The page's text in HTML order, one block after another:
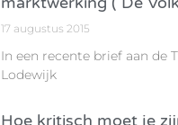
17 augustus 2015
In een recente brief aan de
Lodewijk
Hoe kritisch moet je